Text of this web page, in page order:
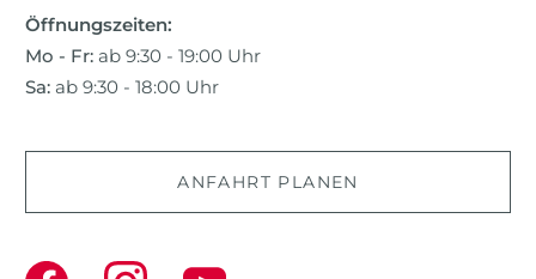
Öffnungszeiten:
Mo - Fr: ab 9:30 - 19:00 Uhr
Sa: ab 9:30 - 18:00 Uhr
ANFAHRT PLANEN